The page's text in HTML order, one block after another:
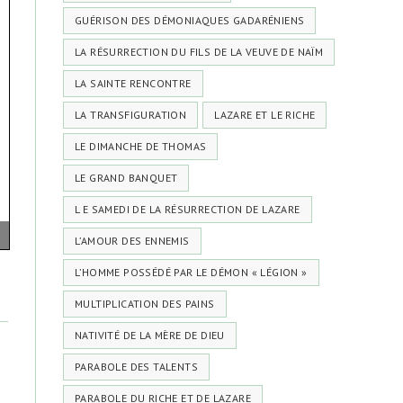
GUÉRISON DES DÉMONIAQUES GADARÉNIENS
LA RÉSURRECTION DU FILS DE LA VEUVE DE NAÏM
LA SAINTE RENCONTRE
LA TRANSFIGURATION LAZARE ET LE RICHE
LE DIMANCHE DE THOMAS
LE GRAND BANQUET
L E SAMEDI DE LA RÉSURRECTION DE LAZARE
L’AMOUR DES ENNEMIS
L’HOMME POSSÉDÉ PAR LE DÉMON « LÉGION »
MULTIPLICATION DES PAINS
NATIVITÉ DE LA MÈRE DE DIEU
PARABOLE DES TALENTS
PARABOLE DU RICHE ET DE LAZARE